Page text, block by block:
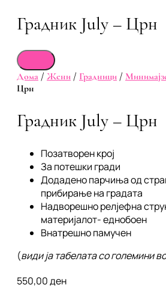
Градник July – Црн
Дома / Жени / Градници /
Црн
Градник July – Црн
Позатворен крој
За потешки гради
Додадено парчиња од
прибирање на градата
Надворешно релјефна
материјалот- еднобоен
Внатрешно памучен
(види ја табелата со големини
550,00ден